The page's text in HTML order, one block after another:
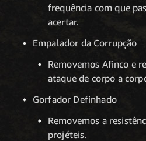
frequência com que
acertar.
Empalador da Corrupção
Removemos Afinco e
ataque de corpo a
Gorfador Definhado
Removemos a
projéteis.